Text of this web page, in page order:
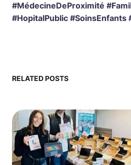
#MédecineDeProximité
#HopitalPublic #SoinsEnfants
RELATED POSTS